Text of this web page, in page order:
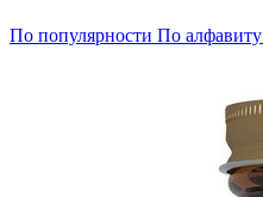
По популярности По алфавиту